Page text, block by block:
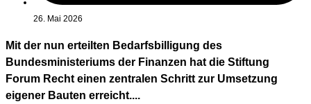
26. Mai 2026
Mit der nun erteilten Bedarfsbilligung des
Bundesministeriums der Finanzen hat die Stiftung
Forum Recht einen zentralen Schritt zur Umsetzung
eigener Bauten erreicht....